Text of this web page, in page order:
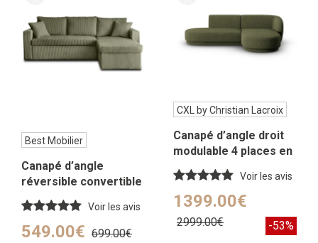
Best Mobilier
Canapé d’angle
réversible convertible
4 places en velours
côtelé vert
Voir les avis
549.00€ 699.00€
CXL by Christian Lacroix
Canapé d’angle droit
modulable 4 places en
tissu chenille vert
chiné
Voir les avis
1399.00€
2999.00€ -53%